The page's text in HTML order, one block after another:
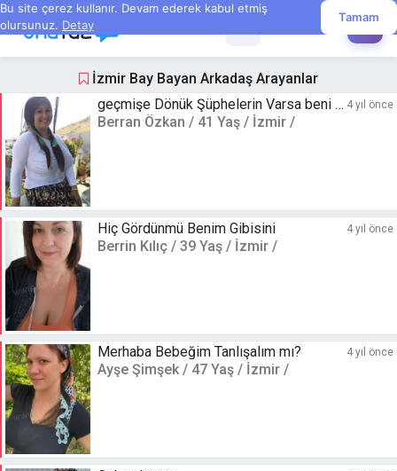
Bu site çerez kullanır. Devam ederek kabul etmiş
olursunuz. Detay
Tamam
İzmir Bay Bayan Arkadaş Arayanlar
4 yıl önce
geçmişe Dönük Şüphelerin Varsa beni bul
Berran Özkan / 41 Yaş / İzmir /
4 yıl önce
Hiç Gördünmü Benim Gibisini
Berrin Kılıç / 39 Yaş / İzmir /
4 yıl önce
Merhaba Bebeğim Tanlışalım mı?
Ayşe Şimşek / 47 Yaş / İzmir /